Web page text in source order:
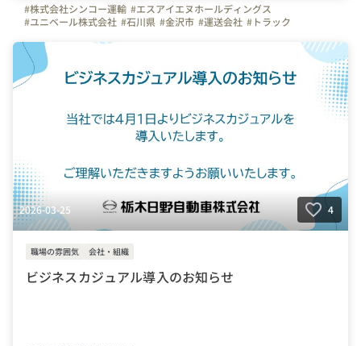
#株式会社シンコー運輸 #エスアイエヌホールディングス
#ユニベール株式会社 #石川県 #金沢市 #運送会社 #トラック
#ローカルドライバー
#やりがいを感じる瞬間
#はたらく人
#写真で伝える会社の雰囲気 #社員紹介 #休日 #スキルアップ
2026-03-25 4
職場の雰囲気 会社・組織
ビジネスカジュアル導入のお知らせ